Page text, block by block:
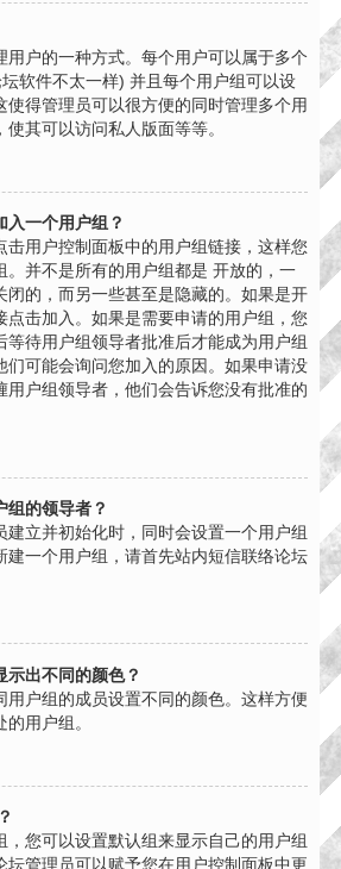
用户的一种方式。每个用户可以属于多个
软件不太一样) 并且每个用户组可以设
使得管理员可以很方便的同时管理多个用
其可以访问私人版面等等。
入一个用户组？
击用户控制面板中的用户组链接，这样您
。并不是所有的用户组都是 开放的，一
闭的，而另一些甚至是隐藏的。如果是开
点击加入。如果是需要申请的用户组，您
等待用户组领导者批准后才能成为用户组
们可能会询问您加入的原因。如果申请没
用户组领导者，他们会告诉您没有批准的
组的领导者？
建立并初始化时，同时会设置一个用户组
建一个用户组，请首先站内短信联络论坛
示出不同的颜色？
用户组的成员设置不同的颜色。这样方便
用户组。
，您可以设置默认组来显示自己的用户组
坛管理员可以赋予您在用户控制面板中更